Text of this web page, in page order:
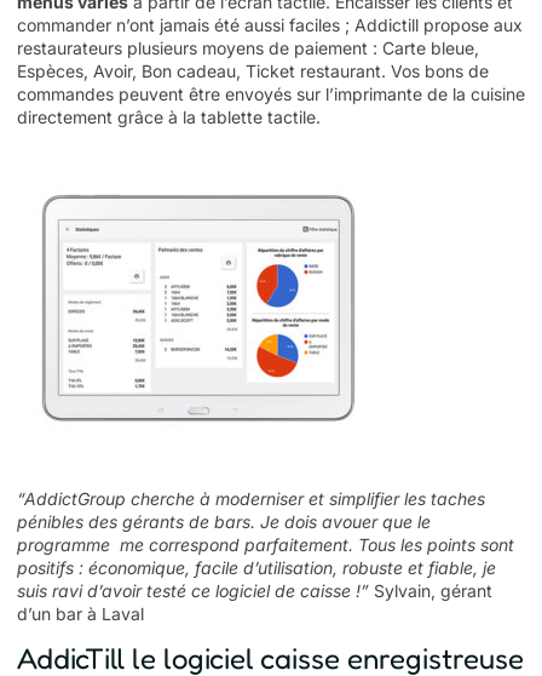
commander n’ont jamais été aussi faciles ; Addictill propose aux
restaurateurs plusieurs moyens de paiement : Carte bleue,
Espèces, Avoir, Bon cadeau, Ticket restaurant. Vos bons de
commandes peuvent être envoyés sur l’imprimante de la cuisine
directement grâce à la tablette tactile.
“AddictGroup cherche à moderniser et simplifier les taches
pénibles des gérants de bars. Je dois avouer que le
programme me correspond parfaitement. Tous les points sont
positifs : économique, facile d’utilisation, robuste et fiable, je
suis ravi d’avoir testé ce logiciel de caisse !” Sylvain, gérant
d’un bar à Laval
AddicTill le logiciel caisse enregistreuse